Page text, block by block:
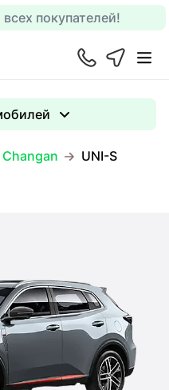
покупателей!
Changan UNI-S